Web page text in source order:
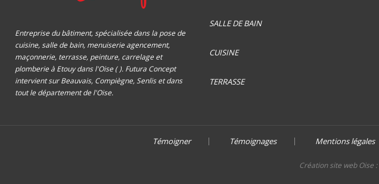
Entreprise du bâtiment, spécialisée dans la pose de
cuisine, salle de bain, menuiserie agencement,
maçonnerie, terrasse, peinture, carrelage et
plomberie à Etouy dans l'Oise ( ). Futura Concept
intervient sur Beauvais, Compiègne, Senlis et dans
tout le département de l'Oise.
SALLE DE BAIN
CUISINE
TERRASSE
Témoigner Témoignages Mentions légales
Création site web Oise :